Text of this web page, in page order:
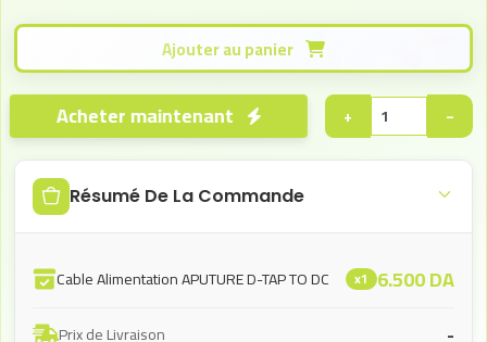
−
+
Résumé De La Commande
Cable Alimentation APUTURE D-TAP TO DC x1 6.500DA
Prix de Livraison -